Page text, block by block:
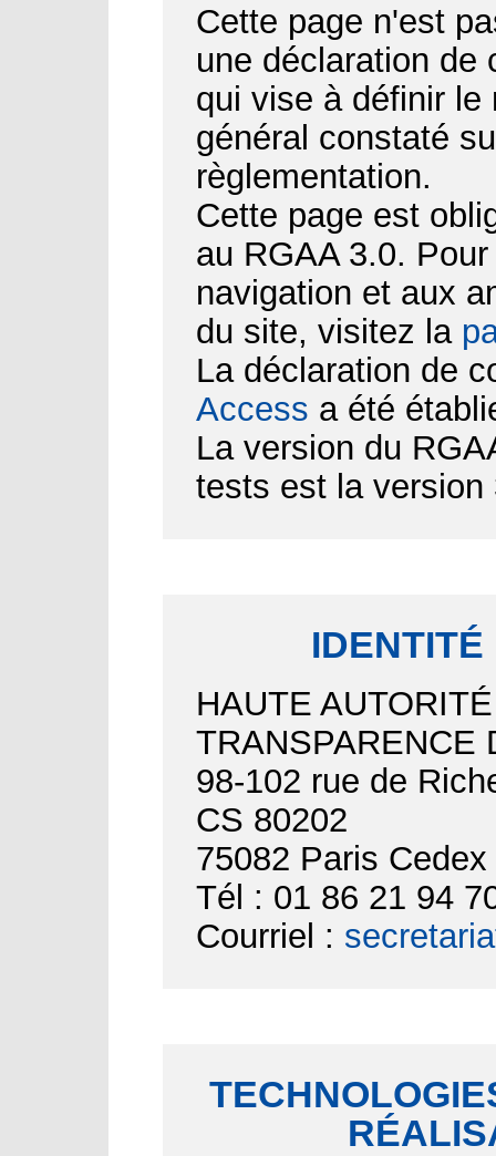
Cette page n'est
une déclaration de
qui vise à définir
général constaté
règlementation.
Cette page est
au RGAA 3.0.
navigation et aux
du site, visitez la
La déclaration de
Access a été
La version du
tests est la version
HAUTE
TRANSPARENCE
98-102 rue de
CS 80202
75082 Paris Cedex
Tél : 01 86 21 94
Courriel :